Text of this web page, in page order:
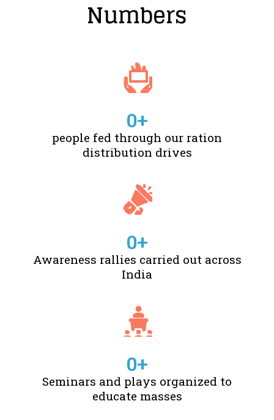
Numbers
people fed through our ration
distribution drives
0+
Awareness rallies carried out across
India
0+
Seminars and plays organized to
educate masses
0+